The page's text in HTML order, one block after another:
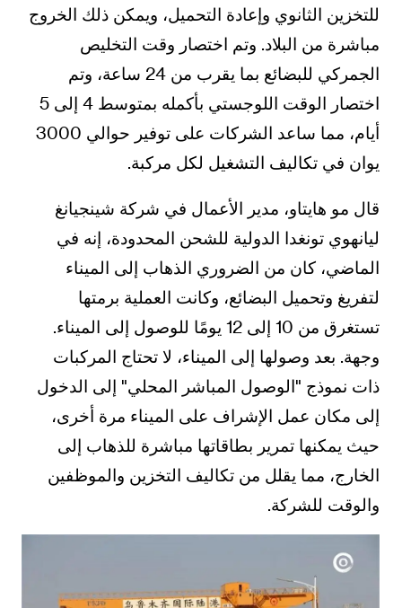
للتخزين الثانوي وإعادة التحميل، ويمكن ذلك الخروج
مباشرة من البلاد. وتم اختصار وقت التخليص
الجمركي للبضائع بما يقرب من 24 ساعة، وتم
اختصار الوقت اللوجستي بأكمله بمتوسط 4 إلى 5
أيام، مما ساعد الشركات على توفير حوالي 3000
يوان في تكاليف التشغيل لكل مركبة.
قال مو هايتاو، مدير الأعمال في شركة شينجيانغ
ليانهوي تونغدا الدولية للشحن المحدودة، إنه في
الماضي، كان من الضروري الذهاب إلى الميناء
لتفريغ وتحميل البضائع، وكانت العملية برمتها
تستغرق من 10 إلى 12 يومًا للوصول إلى الميناء.
وجهة. بعد وصولها إلى الميناء، لا تحتاج المركبات
ذات نموذج "الوصول المباشر المحلي" إلى الدخول
إلى مكان عمل الإشراف على الميناء مرة أخرى،
حيث يمكنها تمرير بطاقاتها مباشرة للذهاب إلى
الخارج، مما يقلل من تكاليف التخزين والموظفين
والوقت للشركة.